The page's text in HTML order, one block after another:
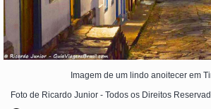
Imagem de um lindo anoitecer em
Foto de Ricardo Junior - Todos os Direitos